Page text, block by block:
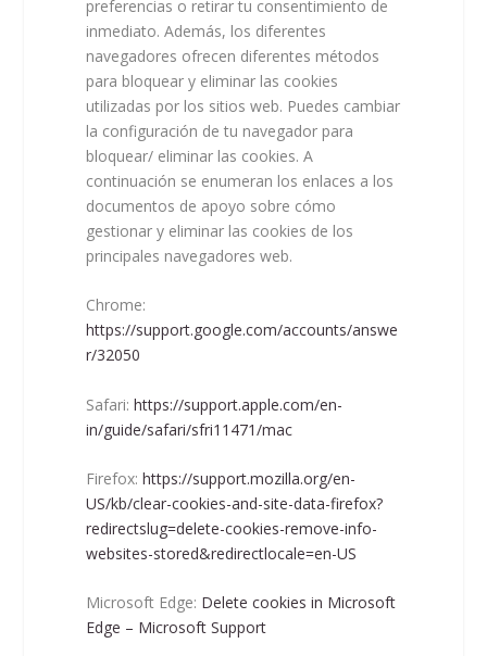
preferencias o retirar tu consentimiento de
inmediato. Además, los diferentes
navegadores ofrecen diferentes métodos
para bloquear y eliminar las cookies
utilizadas por los sitios web. Puedes cambiar
la configuración de tu navegador para
bloquear/ eliminar las cookies. A
continuación se enumeran los enlaces a los
documentos de apoyo sobre cómo
gestionar y eliminar las cookies de los
principales navegadores web.
Chrome:
https://support.google.com/accounts/answe
r/32050
Safari: https://support.apple.com/en-
in/guide/safari/sfri11471/mac
Firefox: https://support.mozilla.org/en-
US/kb/clear-cookies-and-site-data-firefox?
redirectslug=delete-cookies-remove-info-
websites-stored&redirectlocale=en-US
Microsoft Edge: Delete cookies in Microsoft
Edge – Microsoft Support